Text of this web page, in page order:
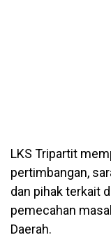
LKS Tripartit
pertimbangan,
dan pihak terkait
pemecahan
Daerah.